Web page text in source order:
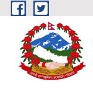
Skip to main content